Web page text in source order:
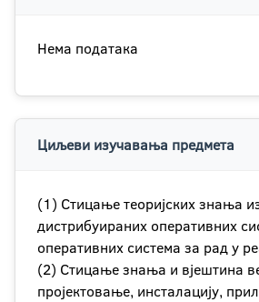
Нема података
Циљеви изучавања предмета
(1) Стицање теоријских знања
дистрибуираних оперативних
оперативних система за рад у
(2) Стицање знања и вјештина
пројектовање, инсталацију,